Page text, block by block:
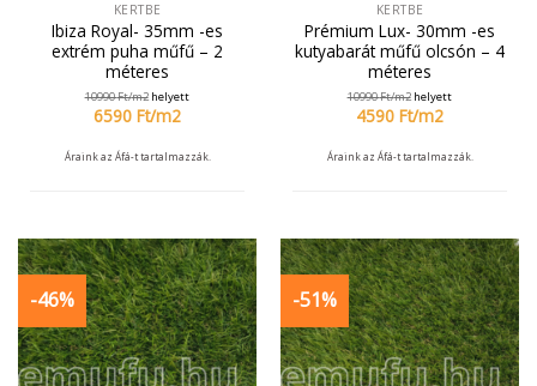
KERTBE
Ibiza Royal- 35mm -es
extrém puha műfű – 2
méteres
10990Ft/m2 helyett
6590 Ft/m2
Áraink az Áfá-t tartalmazzák.
KERTBE
Prémium Lux- 30mm -es
kutyabarát műfű olcsón – 4
méteres
10990Ft/m2 helyett
4590 Ft/m2
Áraink az Áfá-t tartalmazzák.
-46% -51%